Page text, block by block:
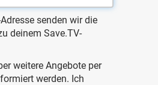
senden wir die
deinem Save.TV-
weitere Angebote per
werden. Ich